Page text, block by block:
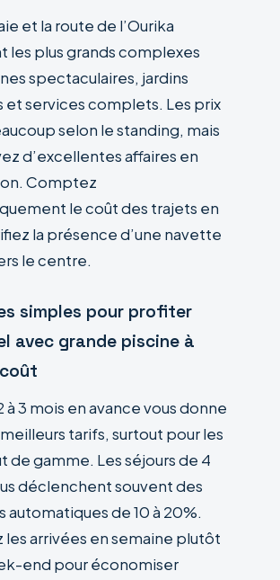
et la route de l’Ourika
les plus grands complexes
spectaculaires, jardins
et services complets. Les prix
selon le standing, mais
d’excellentes affaires en
Comptez
le coût des trajets en
la présence d’une navette
le centre.
simples pour profiter
avec grande piscine à
à 3 mois en avance vous donne
tarifs, surtout pour les
de gamme. Les séjours de 4
déclenchent souvent des
automatiques de 10 à 20%.
les arrivées en semaine plutôt
end pour économiser